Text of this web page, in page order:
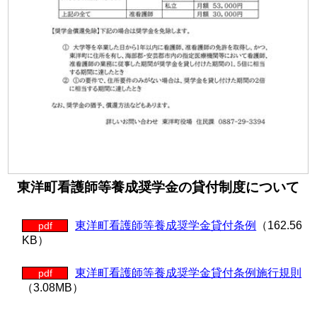
東洋町看護師等養成奨学金の貸付制度について
pdf 東洋町看護師等養成奨学金貸付条例
（162.56
KB）
pdf
東洋町看護師等養成奨学金貸付条例施行規則
（3.08MB）